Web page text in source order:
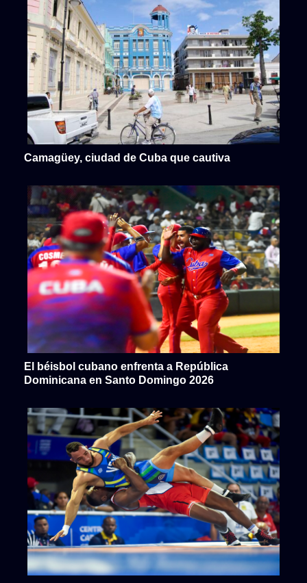
Camagüey, ciudad de Cuba que cautiva
El béisbol cubano enfrenta a República
Dominicana en Santo Domingo 2026